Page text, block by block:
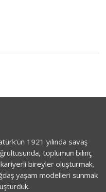
1921 yılında savaş
toplumun bilinç
bireyler oluşturmak,
yaşam modelleri sunmak